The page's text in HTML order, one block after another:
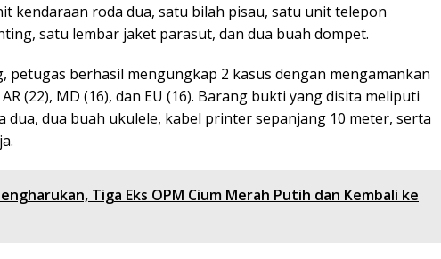
kendaraan roda dua, satu bilah pisau, satu unit telepon
satu lembar jaket parasut, dan dua buah dompet.
petugas berhasil mengungkap 2 kasus dengan mengamankan
(22), MD (16), dan EU (16). Barang bukti yang disita meliputi
dua, dua buah ukulele, kabel printer sepanjang 10 meter, serta
Tiga Eks OPM Cium Merah Putih dan Kembali ke